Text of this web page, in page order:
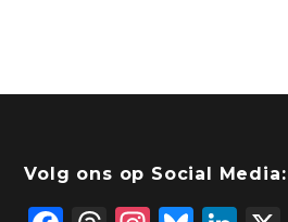
Volg ons op Social Media: